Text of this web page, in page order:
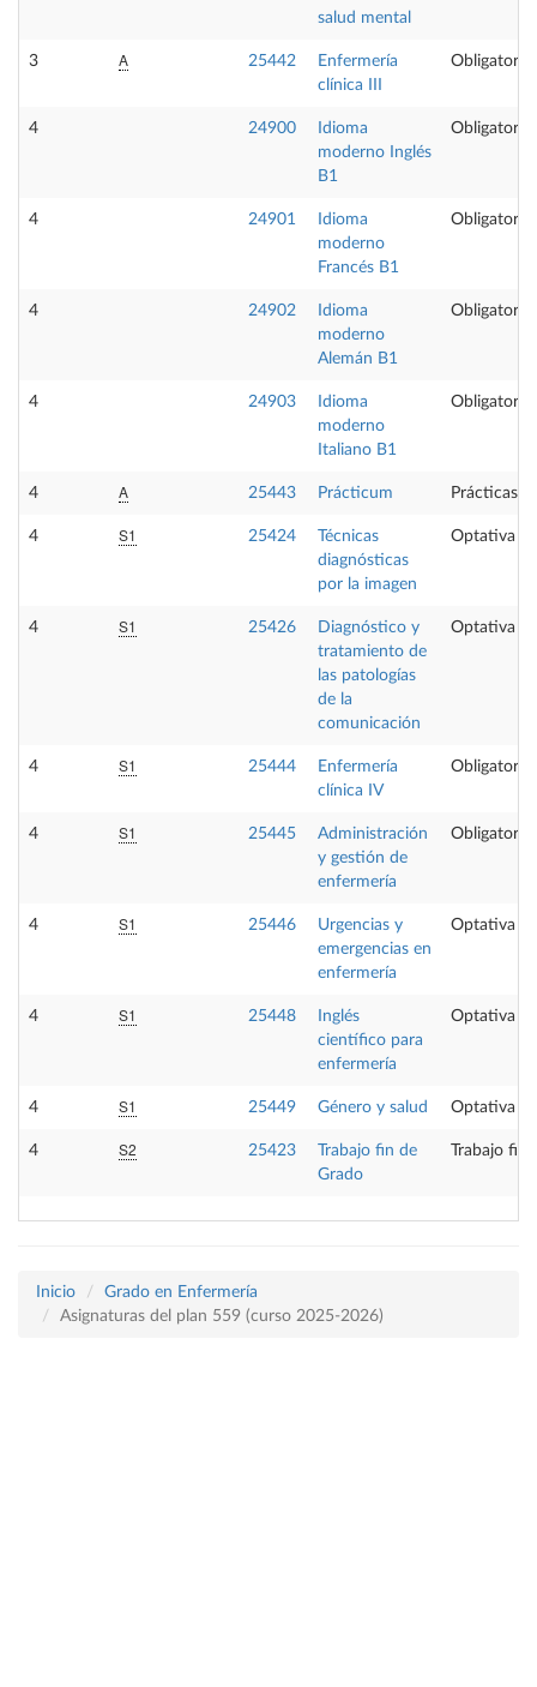
salud mental
3 A 25442
Enfermería
clínica III
Obligatoria
4 24900
Idioma
moderno Inglés
B1
Obligatoria
4 24901
Idioma
moderno
Francés B1
Obligatoria
4 24902
Idioma
moderno
Alemán B1
Obligatoria
4 24903
Idioma
moderno
Italiano B1
Obligatoria
4 A 25443 Prácticum Prácticas
4 S1 25424
Técnicas
diagnósticas
por la imagen
Optativa
4 S1 25426
Diagnóstico y
tratamiento de
las patologías
de la
comunicación
Optativa
4 S1 25444
Enfermería
clínica IV
Obligatoria
4 S1 25445
Administración
y gestión de
enfermería
Obligatoria
4 S1 25446
Urgencias y
emergencias en
enfermería
Optativa
4 S1 25448
Inglés
científico para
enfermería
Optativa
4 S1 25449 Género y salud Optativa
4 S2 25423
Trabajo fin de
Grado
Trabajo fin
Inicio
Grado en Enfermería
Asignaturas del plan 559 (curso 2025-2026)